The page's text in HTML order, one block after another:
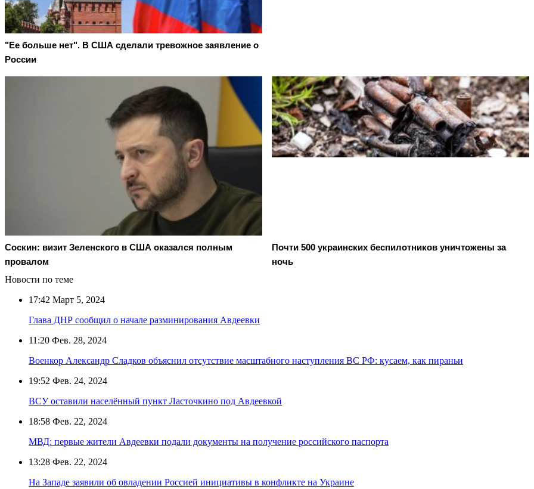
"Ее больше нет". В США сделали тревожное заявление о
России
Соскин: визит Зеленского в США оказался полным
провалом
Почти 500 украинских беспилотников уничтожены за
ночь
Новости по теме
17:42 Март 5, 2024
Глава ДНР сообщил о начале разминирования Авдеевки
11:20 Фев. 28, 2024
Военкор Александр Сладков объяснил отсутствие масштабного наступления ВС РФ: кусаем, как пираньи
19:52 Фев. 24, 2024
ВСУ оставили населённый пункт Ласточкино под Авдеевкой
18:58 Фев. 22, 2024
МВД: первые жители Авдеевки подали документы на получение российского паспорта
13:28 Фев. 22, 2024
На Западе заявили об овладении Россией инициативы в конфликте на Украине